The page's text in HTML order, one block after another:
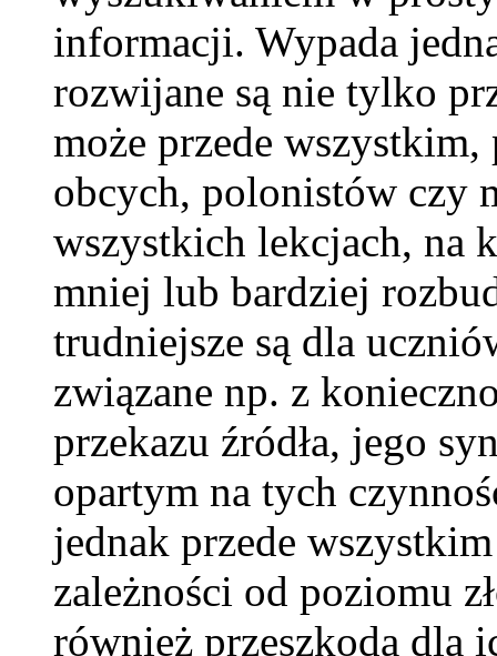
informacji. Wypada
rozwijane są nie tylko
może przede
obcych, polonistów czy
wszystkich lekcjach, na
mniej lub bardziej
trudniejsze są dla
związane np. z
przekazu źródła, jego
opartym na tych
jednak przede
zależności od poziomu
również przeszkodą dla